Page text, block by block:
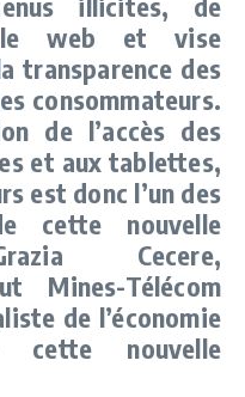
le web et vise
transparence des
consommateurs.
de l’accès des
et aux tablettes,
est donc l’un des
cette nouvelle
Cecere,
Mines-Télécom
de l’économie
cette nouvelle